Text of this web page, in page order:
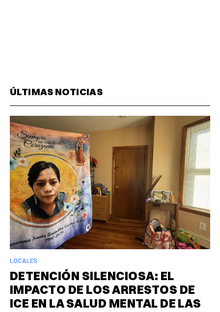
ÚLTIMAS NOTICIAS
LOCALES
DETENCIÓN SILENCIOSA: EL
IMPACTO DE LOS ARRESTOS DE
ICE EN LA SALUD MENTAL DE LAS